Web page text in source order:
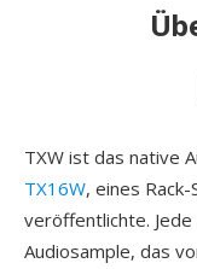
TXW ist das native
TX16W, eines
veröffentlichte.
Audiosample, das